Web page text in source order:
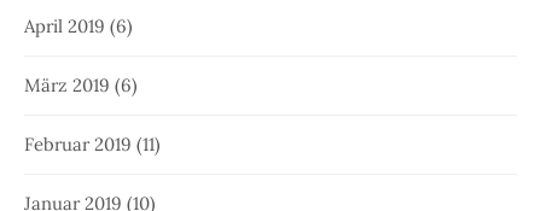
April 2019 (6)
März 2019 (6)
Februar 2019 (11)
Januar 2019 (10)